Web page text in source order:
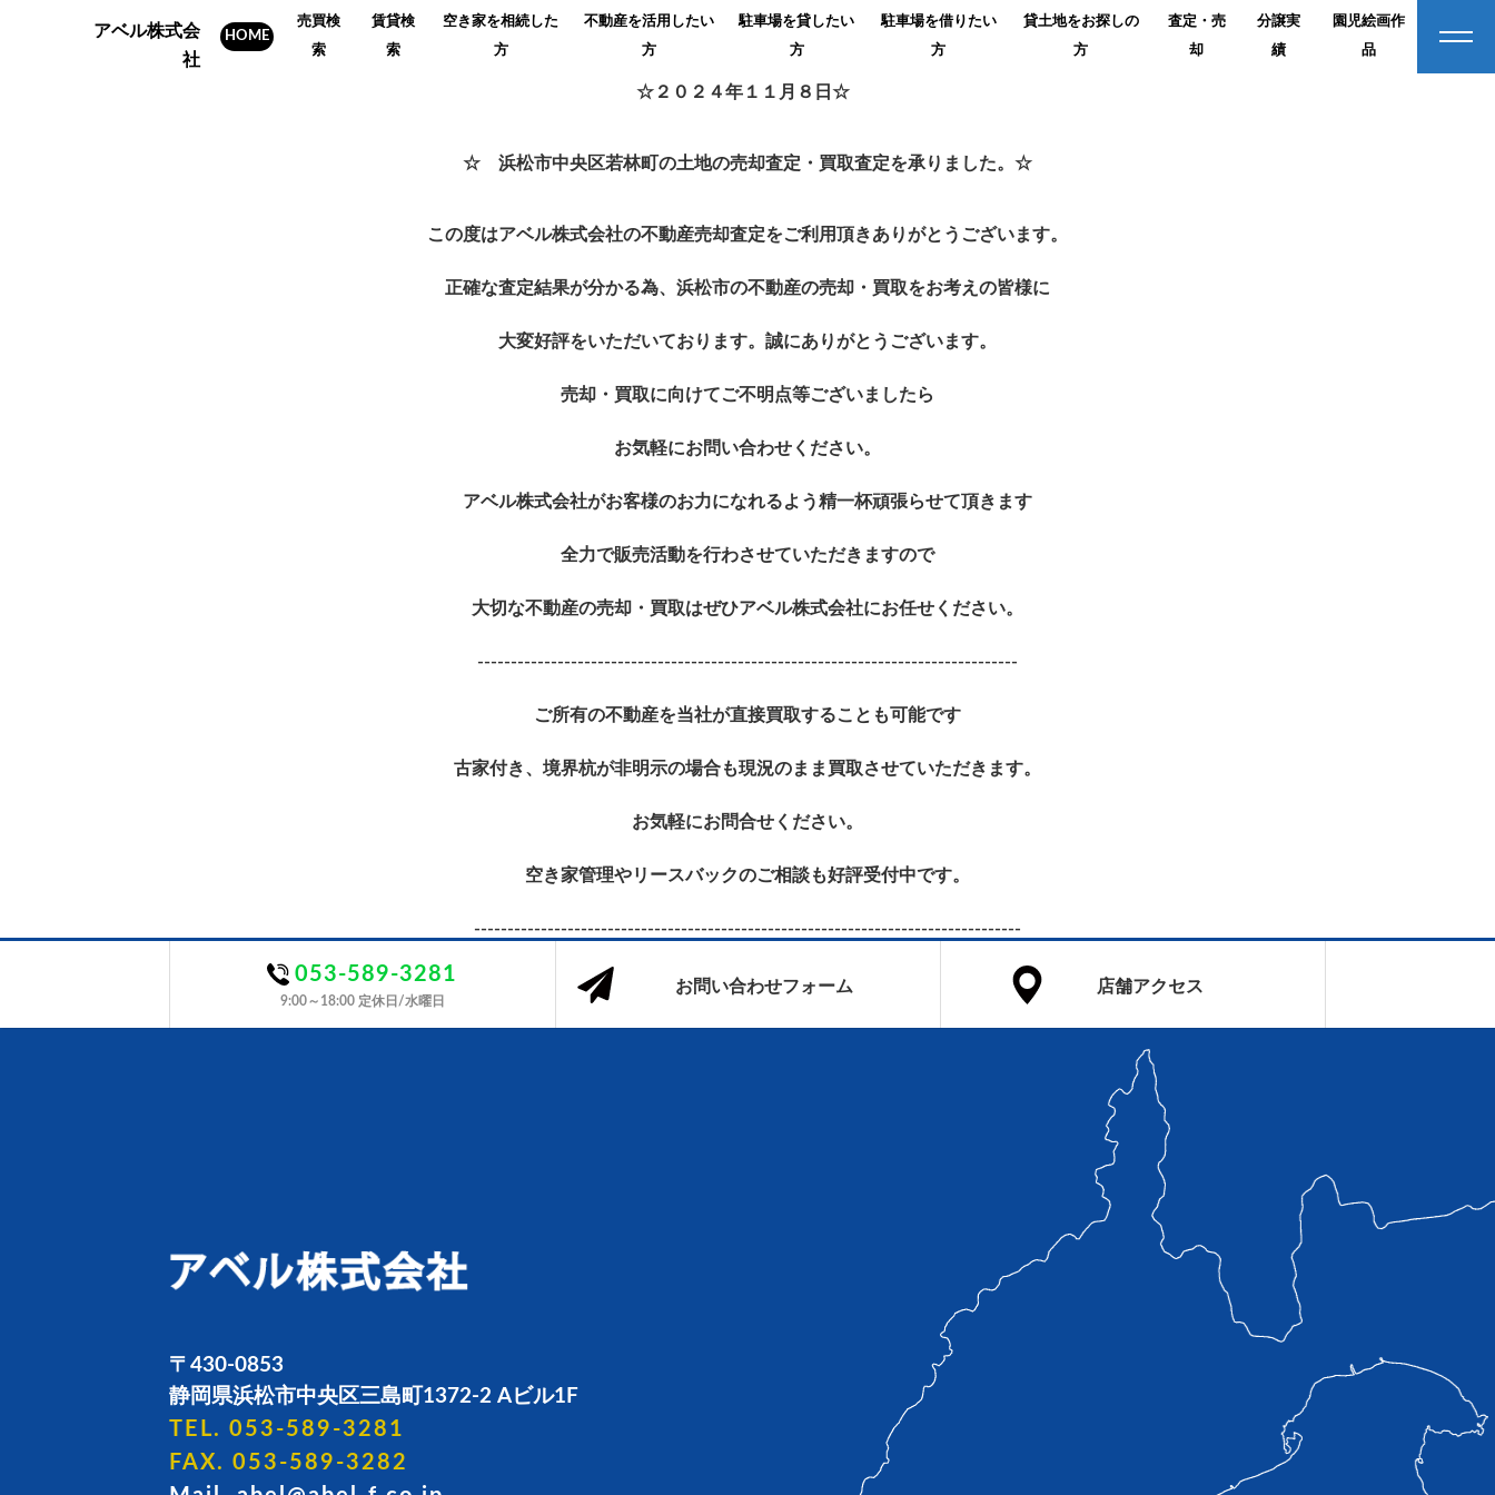
アベル株式会
社
HOME
売買検
索
賃貸検
索
空き家を相続した
方
不動産を活用したい
方
駐車場を貸したい
方
駐車場を借りたい
方
貸土地をお探しの
方
査定・売
却
分譲実
績
園児絵画作
品
☆２０２４年１１月８日☆
☆ 浜松市中央区若林町の土地の売却査定・買取査定を承りました。☆
この度はアベル株式会社の不動産売却査定をご利用頂きありがとうございます。
正確な査定結果が分かる為、浜松市の不動産の売却・買取をお考えの皆様に
大変好評をいただいております。誠にありがとうございます。
売却・買取に向けてご不明点等ございましたら
お気軽にお問い合わせください。
アベル株式会社がお客様のお力になれるよう精一杯頑張らせて頂きます
全力で販売活動を行わさせていただきますので
大切な不動産の売却・買取はぜひアベル株式会社にお任せください。
---------------------------------------------------------------------------------
ご所有の不動産を当社が直接買取することも可能です
古家付き、境界杭が非明示の場合も現況のまま買取させていただきます。
お気軽にお問合せください。
空き家管理やリースバックのご相談も好評受付中です。
----------------------------------------------------------------------------------
053-589-3281
9:00～18:00 定休日/水曜日
お問い合わせフォーム 店舗アクセス
〒430-0853
静岡県浜松市中央区三島町1372-2 Aビル1F
TEL. 053-589-3281
FAX. 053-589-3282